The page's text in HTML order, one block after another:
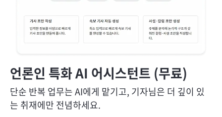
언론인 특화 AI 어시스턴트 (무료)
단순 반복 업무는 AI에게 맡기고, 기자님은 더 깊이 있
는 취재에만 전념하세요.